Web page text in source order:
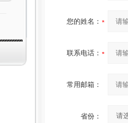
您的姓名：
联系电话：
常用邮箱：
省份：